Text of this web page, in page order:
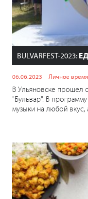
BULVARFEST-2023:
06.06.2023 Личное время
В Ульяновске прошел
"Бульвар". В
музыки на любой вкус,